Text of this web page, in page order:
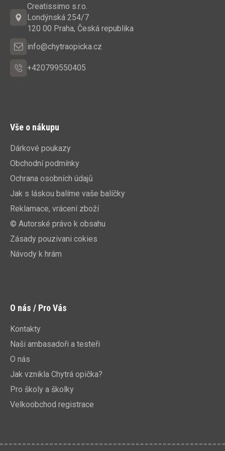
Creatissimo s.r.o.
Londýnská 254/7
120 00 Praha, Česká republika
info@chytraopicka.cz
+420799550405
Vše o nákupu
Dárkové poukazy
Obchodní podmínky
Ochrana osobních údajů
Jak s láskou balíme vaše balíčky
Reklamace, vrácení zboží
© Autorské právo k obsahu
Zásady pouzivani cokies
Návody k hrám
O nás / Pro Vás
Kontakty
Naši ambasadoři a testeři
O nás
Jak vznikla Chytrá opička?
Pro školy a školky
Velkoobchod registrace